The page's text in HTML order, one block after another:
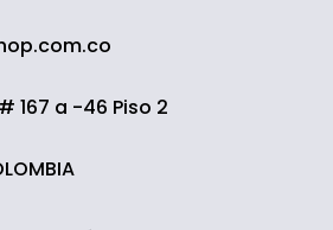
167 a -46 Piso 2